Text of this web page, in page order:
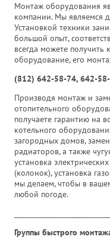
Монтаж оборудования
компании. Мы являемся
Установкой техники
большой опыт,
всегда можете получить
оборудование, его
(812) 642-58-74, 642-
Производя монтаж и
отопительного
получаете гарантию на
котельного
загородных домов,
радиаторов, а также
установка
(колонок), установка
мы делаем, чтобы в
любой погоде.
Группы быстрого